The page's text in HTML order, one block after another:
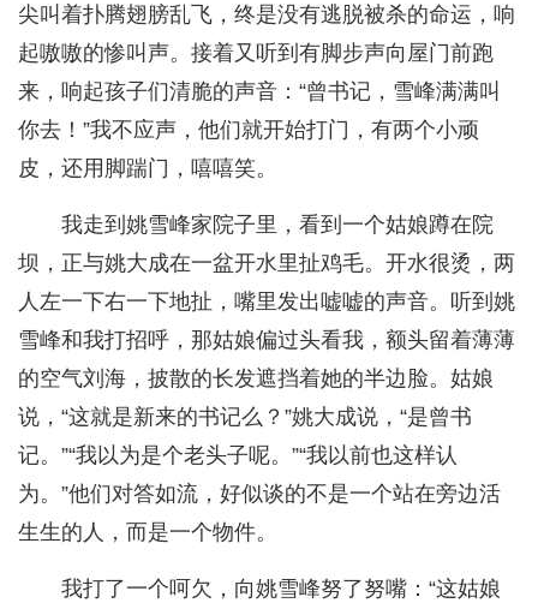
尖叫着扑腾翅膀乱飞，终是没有逃脱被杀的命运，响
起嗷嗷的惨叫声。接着又听到有脚步声向屋门前跑
来，响起孩子们清脆的声音：“曾书记，雪峰满满叫
你去！”我不应声，他们就开始打门，有两个小顽
皮，还用脚踹门，嘻嘻笑。
我走到姚雪峰家院子里，看到一个姑娘蹲在院
坝，正与姚大成在一盆开水里扯鸡毛。开水很烫，两
人左一下右一下地扯，嘴里发出嘘嘘的声音。听到姚
雪峰和我打招呼，那姑娘偏过头看我，额头留着薄薄
的空气刘海，披散的长发遮挡着她的半边脸。姑娘
说，“这就是新来的书记么？”姚大成说，“是曾书
记。”“我以为是个老头子呢。”“我以前也这样认
为。”他们对答如流，好似谈的不是一个站在旁边活
生生的人，而是一个物件。
我打了一个呵欠，向姚雪峰努了努嘴：“这姑娘